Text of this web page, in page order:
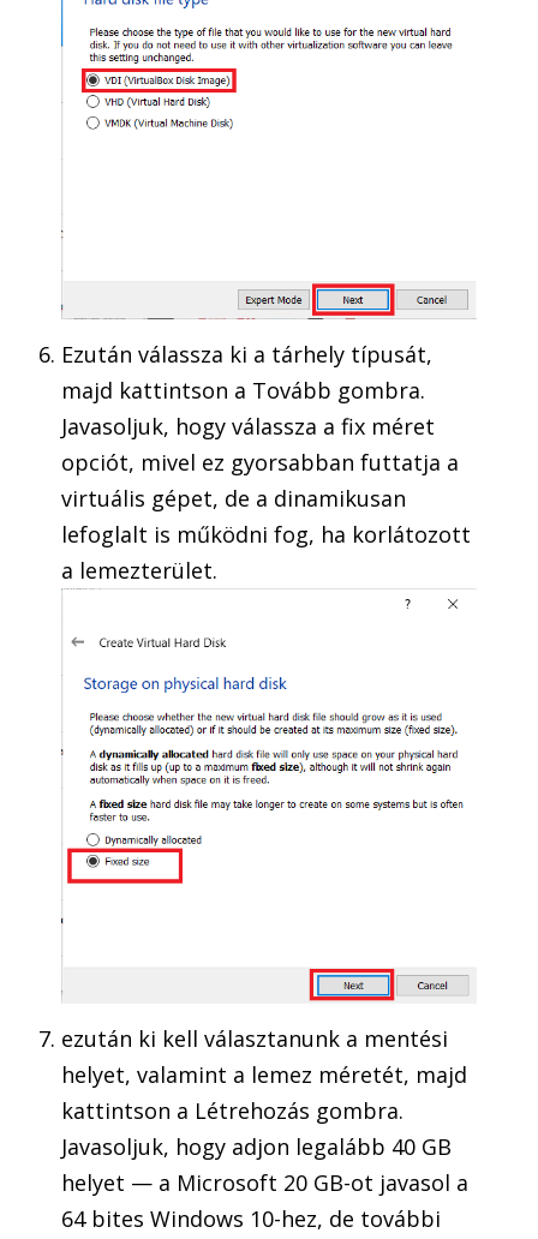
Ezután válassza ki a tárhely típusát,
majd kattintson a Tovább gombra.
Javasoljuk, hogy válassza a fix méret
opciót, mivel ez gyorsabban futtatja a
virtuális gépet, de a dinamikusan
lefoglalt is működni fog, ha korlátozott
a lemezterület.
ezután ki kell választanunk a mentési
helyet, valamint a lemez méretét, majd
kattintson a Létrehozás gombra.
Javasoljuk, hogy adjon legalább 40 GB
helyet — a Microsoft 20 GB-ot javasol a
64 bites Windows 10-hez, de további